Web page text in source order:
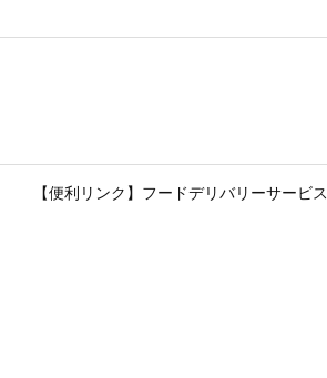
【便利リンク】フードデリバリーサービス